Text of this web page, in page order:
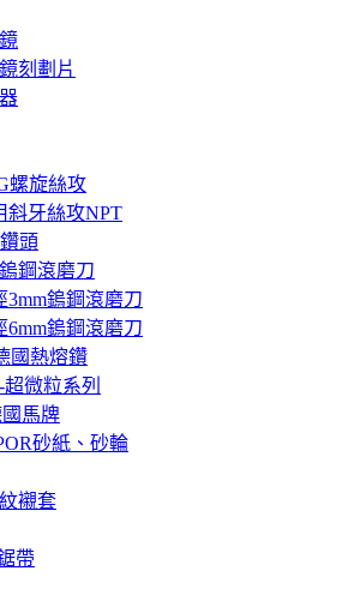
刻劃片
螺旋絲攻
斜牙絲攻NPT
頭
鋼滾磨刀
3mm鎢鋼滾磨刀
6mm鎢鋼滾磨刀
國熱熔鑽
微粒系列
馬牌
砂紙、砂輪
襯套
帶